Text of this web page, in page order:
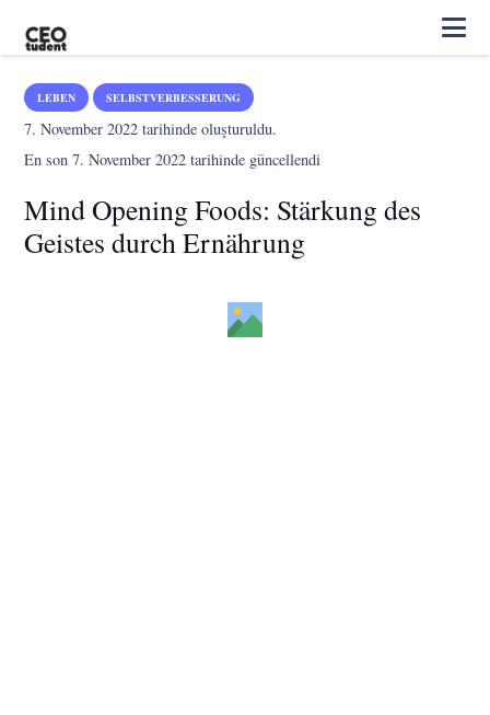
LEBEN SELBSTVERBESSERUNG
7. November 2022 tarihinde oluşturuldu.
En son7. November 2022 tarihinde güncellendi
Mind Opening Foods: Stärkung des
Geistes durch Ernährung